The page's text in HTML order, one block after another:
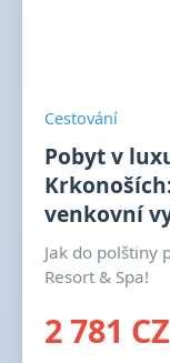
Cestování
Pobyt v
venkovní
Jak do polštiny
Resort & Spa!
2 781